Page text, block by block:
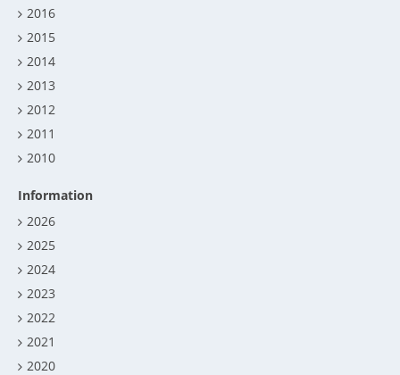
2016
2015
2014
2013
2012
2011
2010
Information
2026
2025
2024
2023
2022
2021
2020